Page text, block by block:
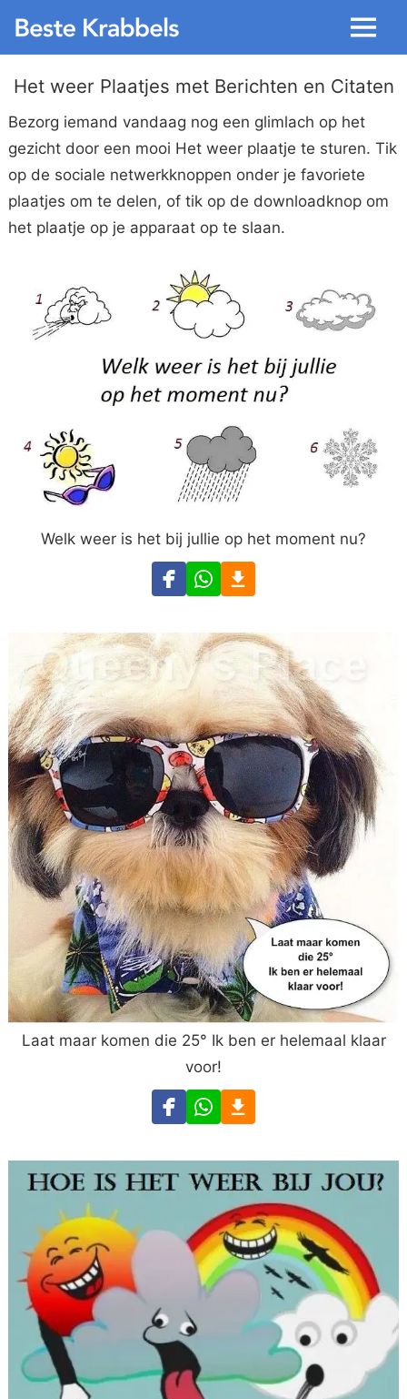
Menu
Het weer Plaatjes met Berichten en Citaten
Bezorg iemand vandaag nog een glimlach op het
gezicht door een mooi Het weer plaatje te sturen. Tik
op de sociale netwerkknoppen onder je favoriete
plaatjes om te delen, of tik op de downloadknop om
het plaatje op je apparaat op te slaan.
Welk weer is het bij jullie op het moment nu?
Laat maar komen die 25° Ik ben er helemaal klaar
voor!